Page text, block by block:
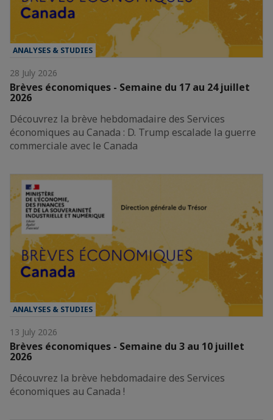
ANALYSES & STUDIES
28 July 2026
Brèves économiques - Semaine du 17 au 24 juillet
2026
Découvrez la brève hebdomadaire des Services
économiques au Canada : D. Trump escalade la guerre
commerciale avec le Canada
ANALYSES & STUDIES
13 July 2026
Brèves économiques - Semaine du 3 au 10 juillet
2026
Découvrez la brève hebdomadaire des Services
économiques au Canada !